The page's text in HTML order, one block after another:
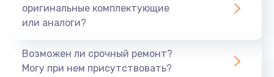
Заказать
от 1060 руб.
оригинальные комплектующие
или аналоги?
Возможен ли срочный ремонт?
Могу при нем присутствовать?